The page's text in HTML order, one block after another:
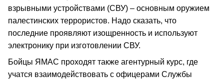
взрывными устройствами (СВУ) – основным оружием
палестинских террористов. Надо сказать, что
последние проявляют изощренность и используют
электронику при изготовлении СВУ.
Бойцы ЯМАС проходят также агентурный курс, где
учатся взаимодействовать с офицерами Службы